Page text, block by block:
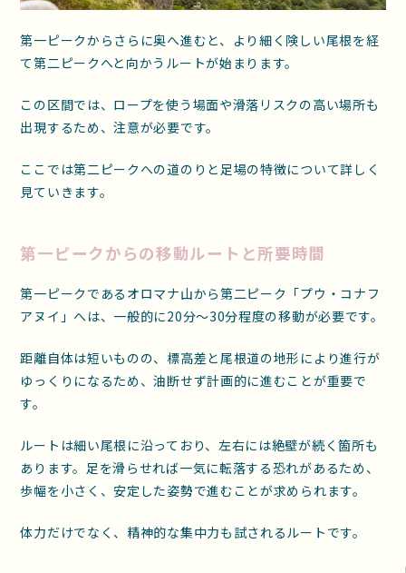
第一ピークからさらに奥へ進むと、より細く険しい尾根を経
て第二ピークへと向かうルートが始まります。
この区間では、ロープを使う場面や滑落リスクの高い場所も
出現するため、注意が必要です。
ここでは第二ピークへの道のりと足場の特徴について詳しく
見ていきます。
第一ピークからの移動ルートと所要時間
第一ピークであるオロマナ山から第二ピーク「プウ・コナフ
アヌイ」へは、一般的に20分〜30分程度の移動が必要です。
距離自体は短いものの、標高差と尾根道の地形により進行が
ゆっくりになるため、油断せず計画的に進むことが重要で
す。
ルートは細い尾根に沿っており、左右には絶壁が続く箇所も
あります。足を滑らせれば一気に転落する恐れがあるため、
歩幅を小さく、安定した姿勢で進むことが求められます。
体力だけでなく、精神的な集中力も試されるルートです。